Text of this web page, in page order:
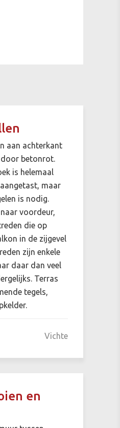
aan achterkant
door betonrot.
is helemaal
maar
is nodig.
voordeur,
die op
in de zijgevel
zijn enkele
daar dan veel
Terras
tegels,
Vichte
en